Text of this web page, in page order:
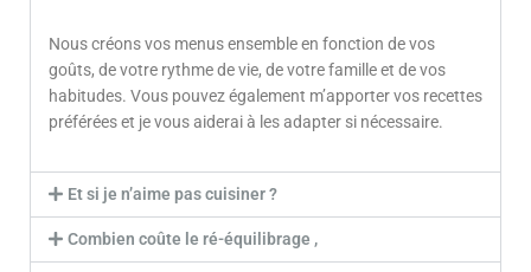
Nous créons vos menus ensemble en fonction de vos
goûts, de votre rythme de vie, de votre famille et de vos
habitudes. Vous pouvez également m’apporter vos recettes
préférées et je vous aiderai à les adapter si nécessaire.
Et si je n’aime pas cuisiner ?
Combien coûte le ré-équilibrage ,